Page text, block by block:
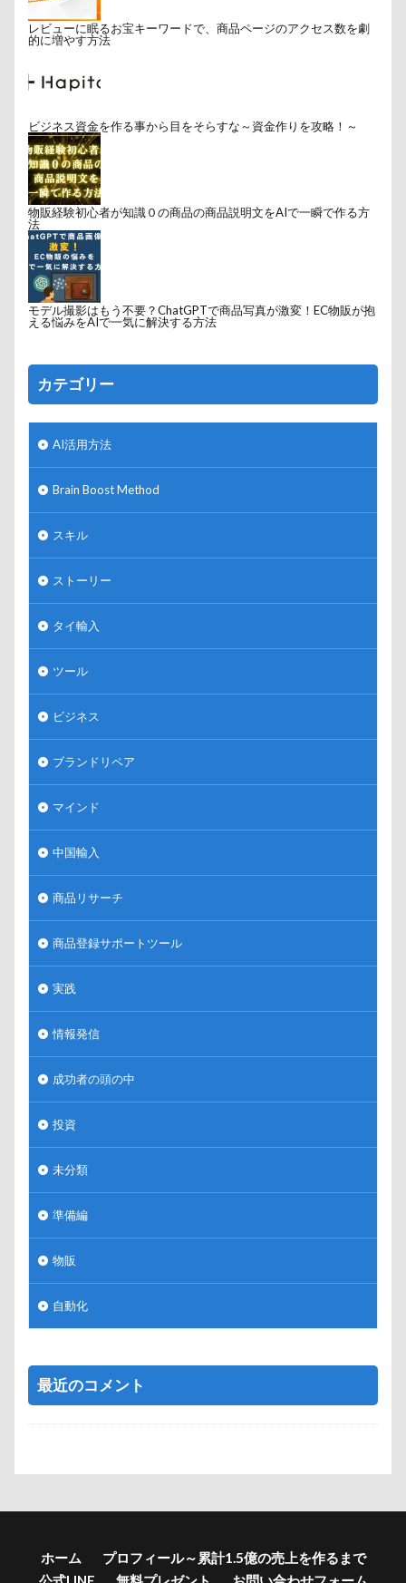
レビューに眠るお宝キーワードで、商品ページのアクセス数を劇
的に増やす方法
ビジネス資金を作る事から目をそらすな～資金作りを攻略！～
物販経験初心者が知識０の商品の商品説明文をAIで一瞬で作る方
法
モデル撮影はもう不要？ChatGPTで商品写真が激変！EC物販が抱
える悩みをAIで一気に解決する方法
カテゴリー
AI活用方法
Brain Boost Method
スキル
ストーリー
タイ輸入
ツール
ビジネス
ブランドリペア
マインド
中国輸入
商品リサーチ
商品登録サポートツール
実践
情報発信
成功者の頭の中
投資
未分類
準備編
物販
自動化
最近のコメント
ホーム
プロフィール～累計1.5億の売上を作るまで